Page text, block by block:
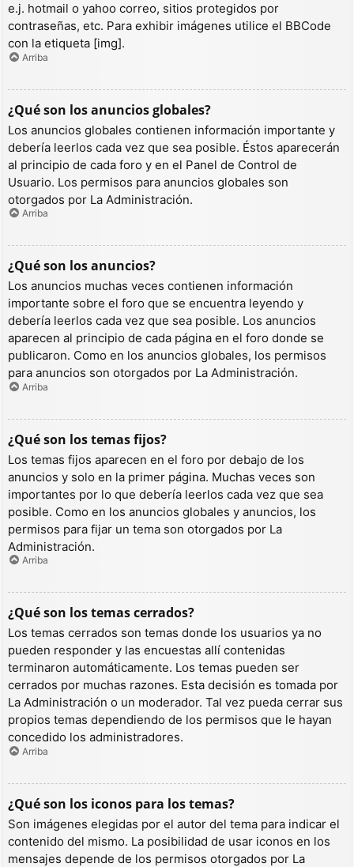
e.j. hotmail o yahoo correo, sitios protegidos por
contraseñas, etc. Para exhibir imágenes utilice el BBCode
con la etiqueta [img].
Arriba
¿Qué son los anuncios globales?
Los anuncios globales contienen información importante y
debería leerlos cada vez que sea posible. Éstos aparecerán
al principio de cada foro y en el Panel de Control de
Usuario. Los permisos para anuncios globales son
otorgados por La Administración.
Arriba
¿Qué son los anuncios?
Los anuncios muchas veces contienen información
importante sobre el foro que se encuentra leyendo y
debería leerlos cada vez que sea posible. Los anuncios
aparecen al principio de cada página en el foro donde se
publicaron. Como en los anuncios globales, los permisos
para anuncios son otorgados por La Administración.
Arriba
¿Qué son los temas fijos?
Los temas fijos aparecen en el foro por debajo de los
anuncios y solo en la primer página. Muchas veces son
importantes por lo que debería leerlos cada vez que sea
posible. Como en los anuncios globales y anuncios, los
permisos para fijar un tema son otorgados por La
Administración.
Arriba
¿Qué son los temas cerrados?
Los temas cerrados son temas donde los usuarios ya no
pueden responder y las encuestas allí contenidas
terminaron automáticamente. Los temas pueden ser
cerrados por muchas razones. Esta decisión es tomada por
La Administración o un moderador. Tal vez pueda cerrar sus
propios temas dependiendo de los permisos que le hayan
concedido los administradores.
Arriba
¿Qué son los iconos para los temas?
Son imágenes elegidas por el autor del tema para indicar el
contenido del mismo. La posibilidad de usar iconos en los
mensajes depende de los permisos otorgados por La